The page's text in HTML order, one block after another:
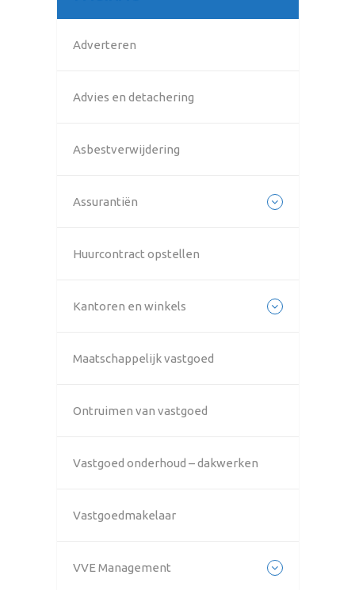
Adverteren
Advies en detachering
Asbestverwijdering
Assurantiën
Huurcontract opstellen
Kantoren en winkels
Maatschappelijk vastgoed
Ontruimen van vastgoed
Vastgoed onderhoud – dakwerken
Vastgoedmakelaar
VVE Management